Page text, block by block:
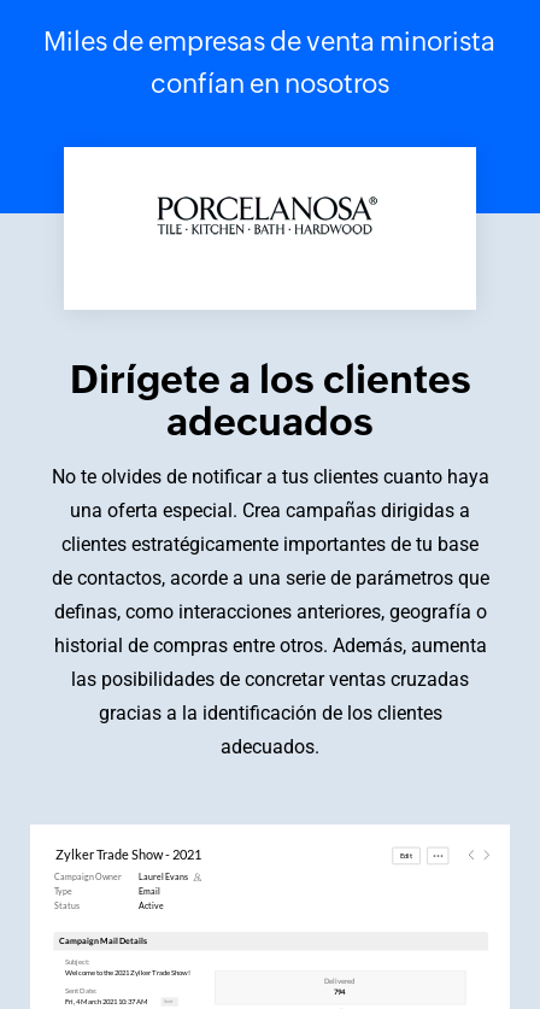
Miles de empresas de venta minorista
confían en nosotros
Dirígete a los clientes
adecuados
No te olvides de notificar a tus clientes cuanto haya
una oferta especial. Crea campañas dirigidas a
clientes estratégicamente importantes de tu base
de contactos, acorde a una serie de parámetros que
definas, como interacciones anteriores, geografía o
historial de compras entre otros. Además, aumenta
las posibilidades de concretar ventas cruzadas
gracias a la identificación de los clientes
adecuados.